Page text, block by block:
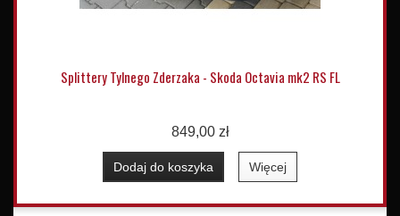
Splittery Tylnego Zderzaka - Skoda Octavia mk2 RS FL
849,00 zł
Dodaj do koszyka Więcej